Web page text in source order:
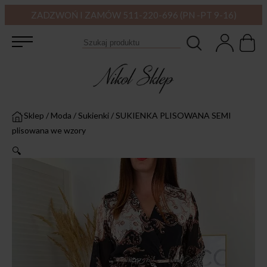
ZADZWOŃ I ZAMÓW 511-220-696 (PN -PT 9-16)
Sklep / Moda /Sukienki /SUKIENKA PLISOWANA SEMI
plisowana we wzory
🔍